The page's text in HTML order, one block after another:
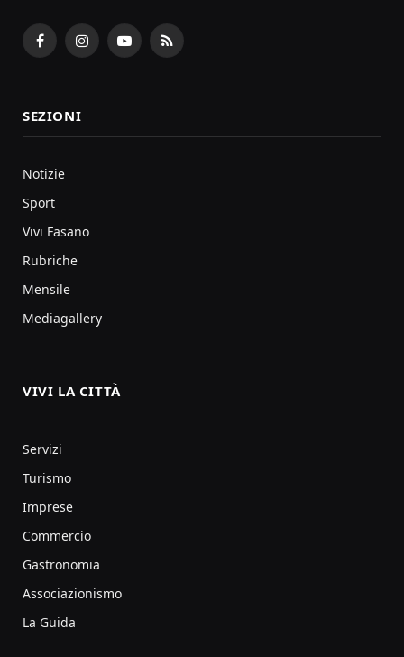
FacebookInstagramYouTubeRSS
SEZIONI
Notizie
Sport
Vivi Fasano
Rubriche
Mensile
Mediagallery
VIVI LA CITTÀ
Servizi
Turismo
Imprese
Commercio
Gastronomia
Associazionismo
La Guida